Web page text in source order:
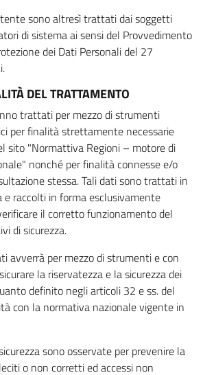
sono altresì trattati dai soggetti
di sistema ai sensi del Provvedimento
dei Dati Personali del 27
DEL TRATTAMENTO
trattati per mezzo di strumenti
per finalità strettamente necessarie
sito "Normattiva Regioni – motore di
nonché per finalità connesse e/o
stessa. Tali dati sono trattati in
raccolti in forma esclusivamente
il corretto funzionamento del
di sicurezza.
avverrà per mezzo di strumenti e con
la riservatezza e la sicurezza dei
definito negli articoli 32 e ss. del
con la normativa nazionale vigente in
sono osservate per prevenire la
o non corretti ed accessi non